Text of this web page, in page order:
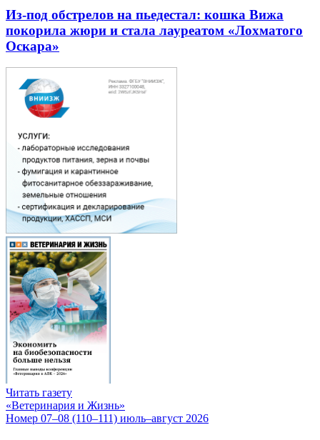
Из-под обстрелов на пьедестал: кошка Вижа
покорила жюри и стала лауреатом «Лохматого
Оскара»
Читать газету
«Ветеринария и Жизнь»
Номер 07–08 (110–111) июль–август 2026